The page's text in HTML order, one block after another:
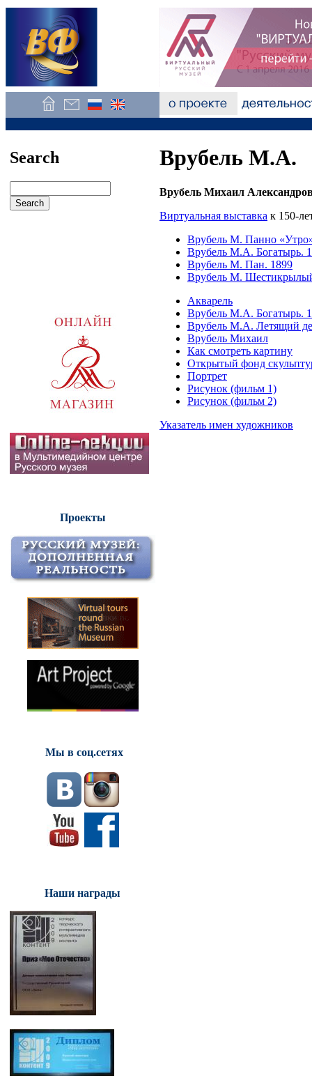
Search
Проекты
Мы в соц.сетях
Наши награды
Врубель М.А.
Врубель Михаил
Виртуальная выставка к 150-
Врубель М. Панно
Врубель М.А. Богатырь.
Врубель М. Пан. 1899
Врубель М.
Акварель
Врубель М.А. Богатырь.
Врубель М.А. Летящий
Врубель Михаил
Как смотреть картину
Открытый фонд
Портрет
Рисунок (фильм 1)
Рисунок (фильм 2)
Указатель имен художников